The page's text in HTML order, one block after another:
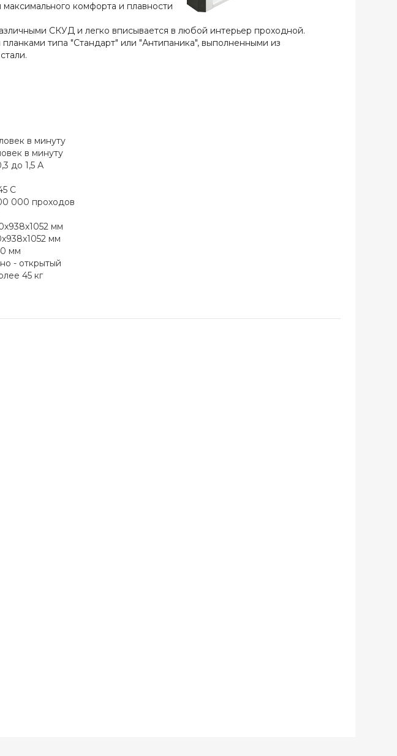
комфорта и плавности
СКУД и легко вписывается в любой интерьер проходной.
типа "Стандарт" или "Антипаника", выполненными из
в минуту
в минуту
до 1,5 А
C
000 проходов
мм
мм
мм
- открытый
45 кг